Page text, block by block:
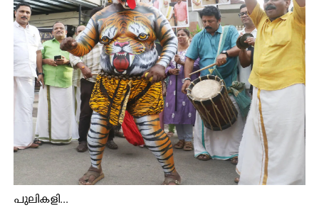
പുലികളി...